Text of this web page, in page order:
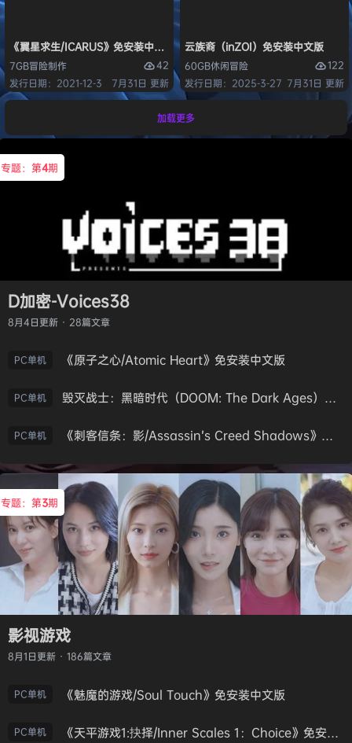
《翼星求生/ICARUS》免安装中文版
7GB冒险制作
42
发行日期：2021-12-3
7月31日 更新
云族裔（inZOI）免安装中文版
60GB休闲冒险
122
发行日期：2025-3-27 7月31日 更新
加载更多
专题：第4期
D加密-Voices38
8月4日更新 · 28篇文章
PC单机 《原子之心/Atomic Heart》免安装中文版
PC单机 毁灭战士：黑暗时代（DOOM: The Dark Ages）免安装中文版
PC单机 《刺客信条：影/Assassin’s Creed Shadows》免安装版，非虚拟机
专题：第3期
影视游戏
8月1日更新 · 186篇文章
PC单机 《魅魔的游戏/Soul Touch》免安装中文版
PC单机 《天平游戏1:抉择/Inner Scales 1：Choice》免安装中文版